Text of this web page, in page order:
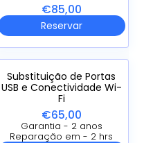
€85,00
Reservar
Substituição de Portas
USB e Conectividade Wi-
Fi
€65,00
Garantia - 2 anos
Reparação em - 2 hrs